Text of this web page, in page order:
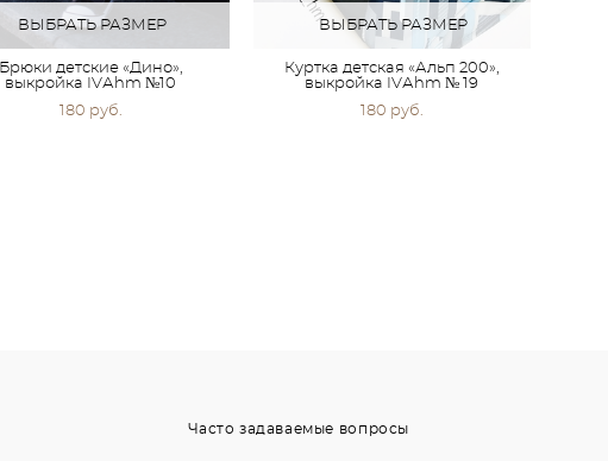
ВЫБРАТЬ РАЗМЕР
Брюки детские «Дино»,
выкройка IVАhm №10
180 pуб.
ВЫБРАТЬ РАЗМЕР
Куртка детская «Альп 200»,
выкройка IVАhm № 19
180 pуб.
Часто задаваемые вопросы